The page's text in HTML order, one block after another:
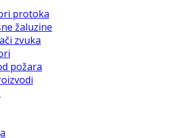
protoka
žaluzine
zvuka
požara